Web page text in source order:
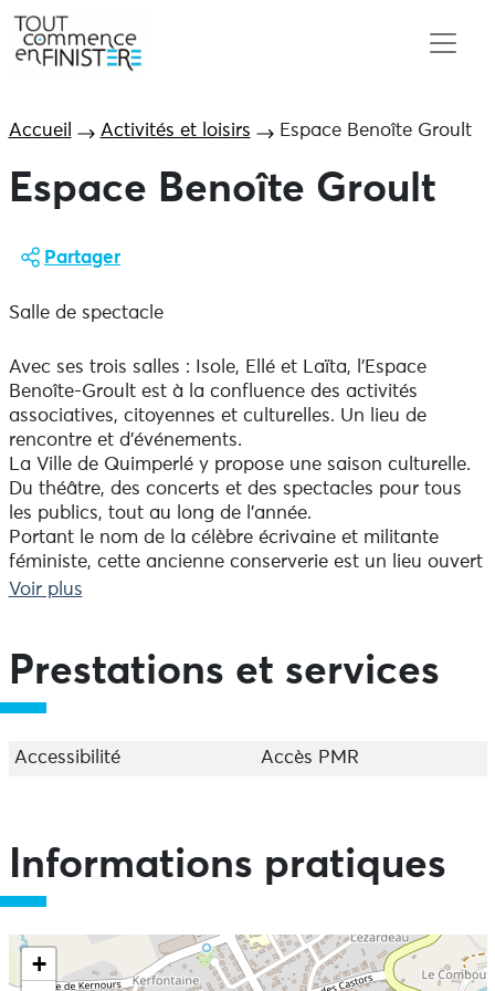
Accueil Activités et loisirs Espace Benoîte Groult
Espace Benoîte Groult
Partager
Salle de spectacle
Avec ses trois salles : Isole, Ellé et Laïta, l’Espace
Benoîte-Groult est à la confluence des activités
associatives, citoyennes et culturelles. Un lieu de
rencontre et d’événements.
La Ville de Quimperlé y propose une saison culturelle.
Du théâtre, des concerts et des spectacles pour tous
les publics, tout au long de l’année.
Portant le nom de la célèbre écrivaine et militante
féministe, cette ancienne conserverie est un lieu ouvert
à toutes et tous où l’émotion, l’émancipation et la
Voir plus
Prestations et services
Accessibilité Accès PMR
Informations pratiques
+